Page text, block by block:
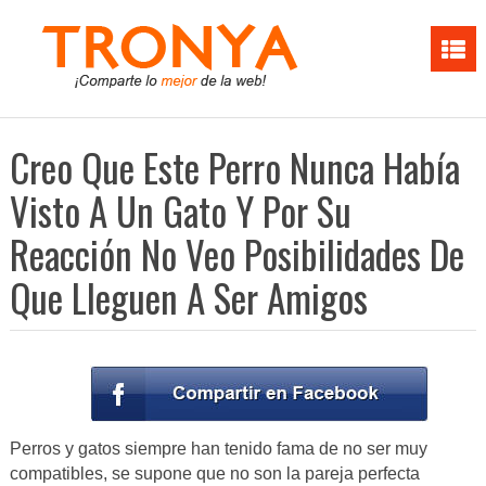
Creo Que Este Perro Nunca Había
Visto A Un Gato Y Por Su
Reacción No Veo Posibilidades De
Que Lleguen A Ser Amigos
Perros y gatos siempre han tenido fama de no ser muy
compatibles, se supone que no son la pareja perfecta